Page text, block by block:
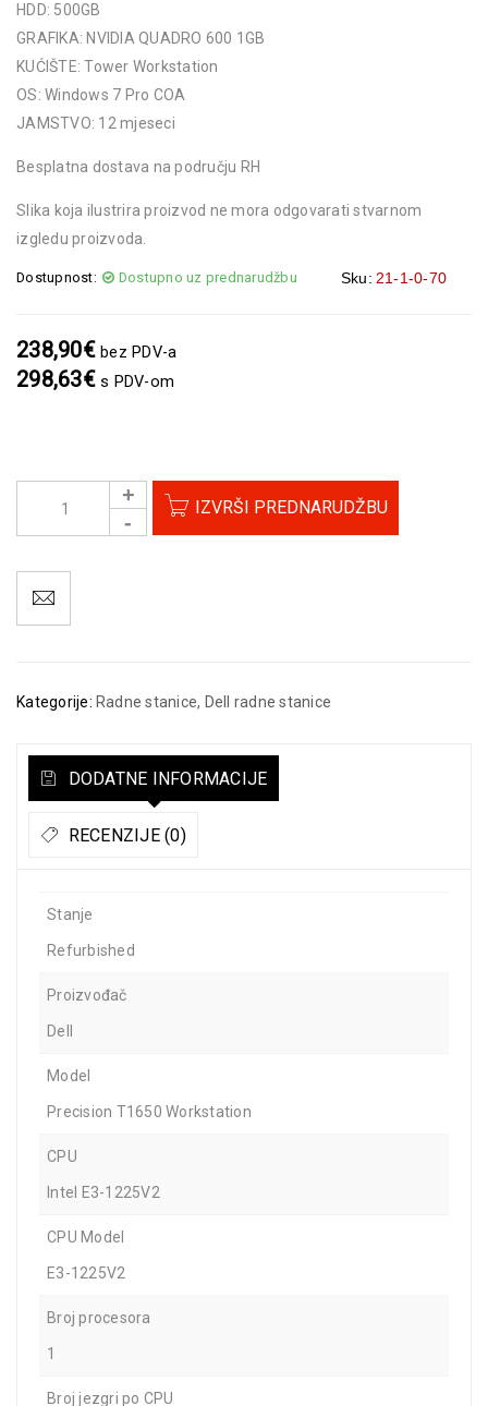
HDD: 500GB
GRAFIKA: NVIDIA QUADRO 600 1GB
KUĆIŠTE: Tower Workstation
OS: Windows 7 Pro COA
JAMSTVO: 12 mjeseci
Besplatna dostava na području RH
Slika koja ilustrira proizvod ne mora odgovarati stvarnom
izgledu proizvoda.
Dostupnost: Dostupno uz prednarudžbu Sku: 21-1-0-70
238,90€ bez PDV-a
298,63€s PDV-om
IZVRŠI PREDNARUDŽBU
Kategorije: Radne stanice, Dell radne stanice
DODATNE INFORMACIJE
RECENZIJE (0)
Stanje
Refurbished
Proizvođač
Dell
Model
Precision T1650 Workstation
CPU
Intel E3-1225V2
CPU Model
E3-1225V2
Broj procesora
1
Broj jezgri po CPU